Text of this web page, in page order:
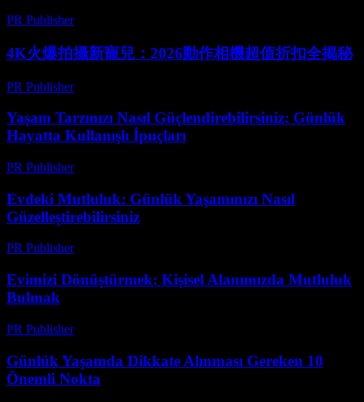
PR Publisher-
4K火爆拍攝新寵兒：2026動作相機超值折扣全揭秘
PR Publisher-
Yaşam Tarzınızı Nasıl Güçlendirebilirsiniz: Günlük
Hayatta Kullanışlı İpuçları
PR Publisher-
Evdeki Mutluluk: Günlük Yaşamınızı Nasıl
Güzelleştirebilirsiniz
PR Publisher-
Evimizi Dönüştürmek: Kişisel Alanımızda Mutluluk
Bulmak
PR Publisher-
Günlük Yaşamda Dikkate Alınması Gereken 10
Önemli Nokta